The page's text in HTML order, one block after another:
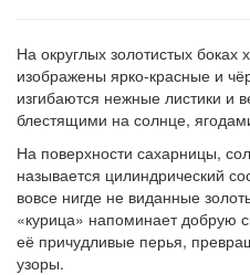
На округлых золотистых боках
изображены ярко-красные и
изгибаются нежные листики и
блестящими на солнце,
На поверхности сахарницы,
называется цилиндрический
вовсе нигде не виданные
«курица» напоминает добрую
её причудливые перья,
узоры.